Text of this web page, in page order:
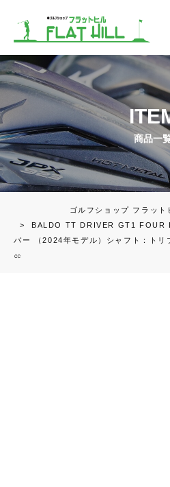
商品一
ゴルフショップ フラット
> BALDO TT DRIVER GT1 FOUR
バー （2024年モデル）シャフト：ト
㏄